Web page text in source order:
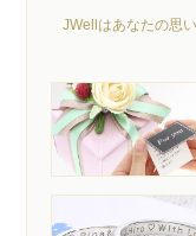
JWellはあなたの思